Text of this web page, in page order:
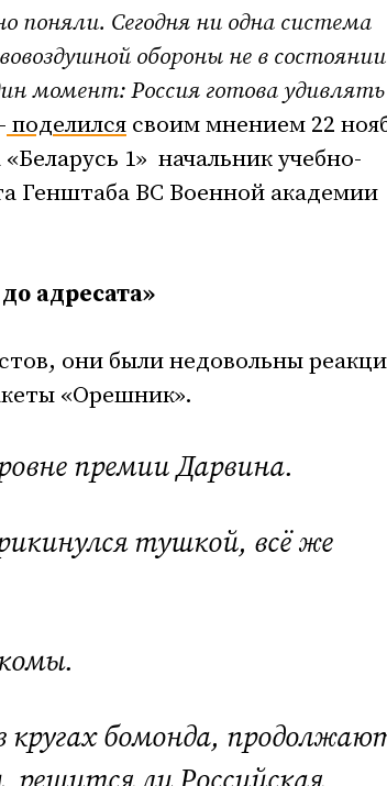
поняли. Сегодня ни одна система
обороны не в
момент: Россия готова
поделился своим мнением 22
1» начальник учебно-
Генштаба ВС Военной академии
адресата»
они были недовольны
«Орешник».
премии Дарвина.
тушкой, всё же
кругах бомонда,